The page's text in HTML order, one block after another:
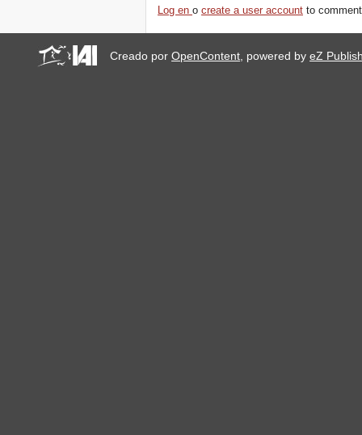
Log enocreate a user account to
Creado porOpenContent, powered byeZ